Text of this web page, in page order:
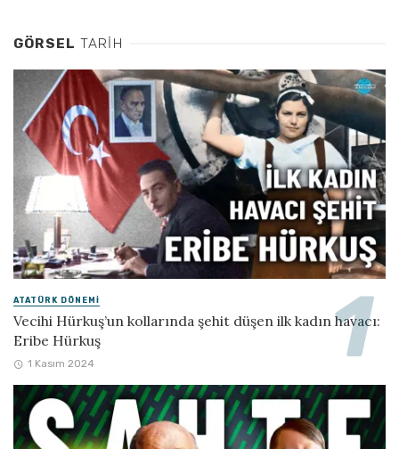
GÖRSEL TARIH
ATATÜRK DÖNEMI
Vecihi Hürkuş’un kollarında şehit düşen ilk kadın havacı:
Eribe Hürkuş
1 Kasım 2024